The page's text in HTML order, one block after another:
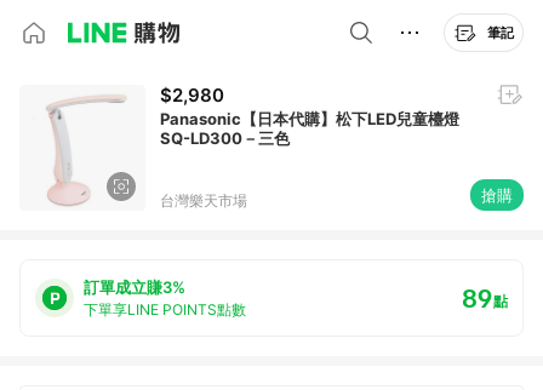
筆記
$2,980
Panasonic【日本代購】松下LED兒童檯燈
SQ-LD300－三色
台灣樂天市場 搶購
訂單成立賺3%
下單享LINE POINTS點數 89點